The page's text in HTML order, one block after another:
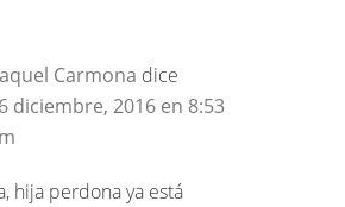
Carmona dice
diciembre, 2016 en 8:53
hija perdona ya está